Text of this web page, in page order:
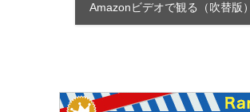
Amazonビデオで観る（吹替版